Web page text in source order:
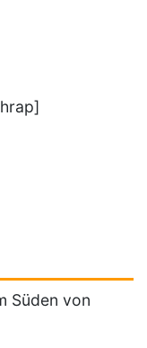
Süden von